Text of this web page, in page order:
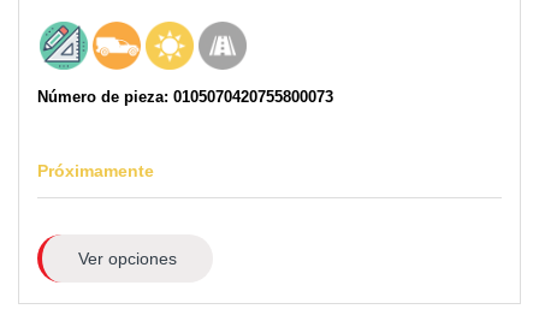
Número de pieza: 0105070420755800073
Próximamente
Ver opciones